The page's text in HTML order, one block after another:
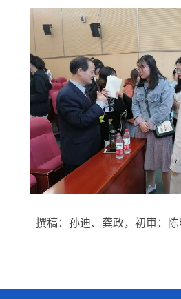
撰稿：孙迪、龚政，初审：